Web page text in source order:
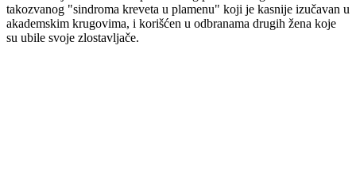
takozvanog "sindroma kreveta u plamenu" koji je kasnije izučavan u
akademskim krugovima, i korišćen u odbranama drugih žena koje
su ubile svoje zlostavljače.